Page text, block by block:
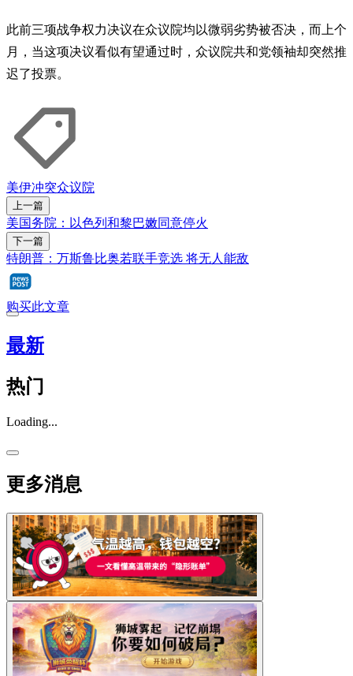
此前三项战争权力决议在众议院均以微弱劣势被否决，而上个
月，当这项决议看似有望通过时，众议院共和党领袖却突然推
迟了投票。
美伊冲突众议院
上一篇
美国务院：以色列和黎巴嫩同意停火
下一篇
特朗普：万斯鲁比奥若联手竞选 将无人能敌
购买此文章
最新
热门
Loading...
更多消息